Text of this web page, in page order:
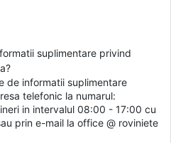
suplimentare privind
de informatii suplimentare
telefonic la numarul:
in intervalul 08:00 - 17:00 cu
prin e-mail la office @ roviniete